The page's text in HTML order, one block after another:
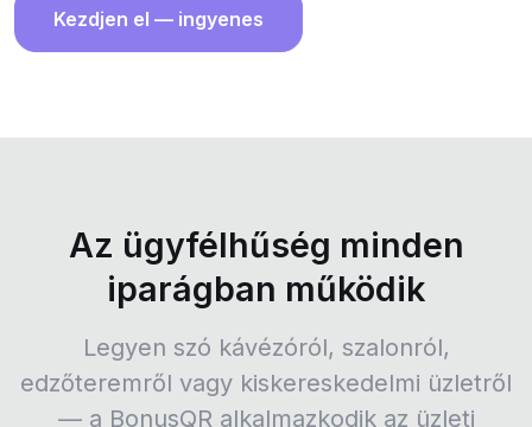
Kezdjen el — ingyenes
Az ügyfélhűség minden
iparágban működik
Legyen szó kávézóról, szalonról,
edzőteremről vagy kiskereskedelmi üzletről
— a BonusQR alkalmazkodik az üzleti